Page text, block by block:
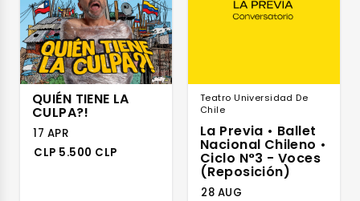
QUIÉN TIENE LA
CULPA?!
17 APR
CLP 5.500 CLP
Teatro Universidad De
Chile
La Previa • Ballet
Nacional Chileno •
Ciclo N°3 - Voces
(reposición)
28 AUG